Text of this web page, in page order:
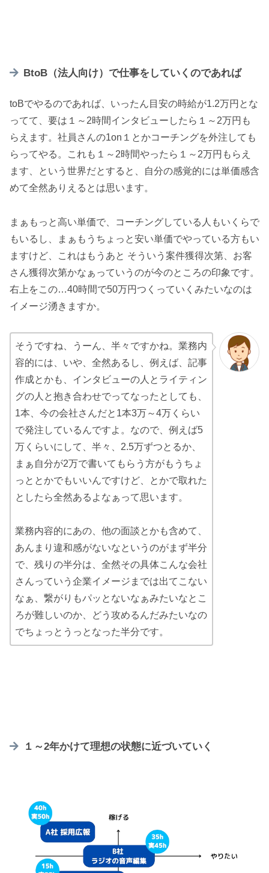
BtoB（法人向け）で仕事をしていくのであれば
toBでやるのであれば、いったん目安の時給が1.2万円とな
ってて、要は１～2時間インタビューしたら１～2万円も
らえます。社員さんの1on１とかコーチングを外注しても
らってやる。これも１～2時間やったら１～2万円もらえ
ます、という世界だとすると、自分の感覚的には単価感含
めて全然ありえるとは思います。
まぁもっと高い単価で、コーチングしている人もいくらで
もいるし、まぁもうちょっと安い単価でやっている方もい
ますけど、これはもうあと そういう案件獲得次第、お客
さん獲得次第かなぁっていうのが今のところの印象です。
右上をこの…40時間で50万円つくっていくみたいなのは
イメージ湧きますか。
そうですね、うーん、半々ですかね。業務内
容的には、いや、全然あるし、例えば、記事
作成とかも、インタビューの人とライティン
グの人と抱き合わせでってなったとしても、
1本、今の会社さんだと1本3万～4万くらい
で発注しているんですよ。なので、例えば5
万くらいにして、半々、2.5万ずつとるか、
まぁ自分が2万で書いてもらう方がもうちょ
っととかでもいいんですけど、とかで取れた
としたら全然あるよなぁって思います。
業務内容的にあの、他の面談とかも含めて、
あんまり違和感がないなというのがまず半分
で、残りの半分は、全然その具体こんな会社
さんっていう企業イメージまでは出てこない
なぁ、繋がりもパッとないなぁみたいなとこ
ろが難しいのか、どう攻めるんだみたいなの
でちょっとうっとなった半分です。
１～2年かけて理想の状態に近づいていく